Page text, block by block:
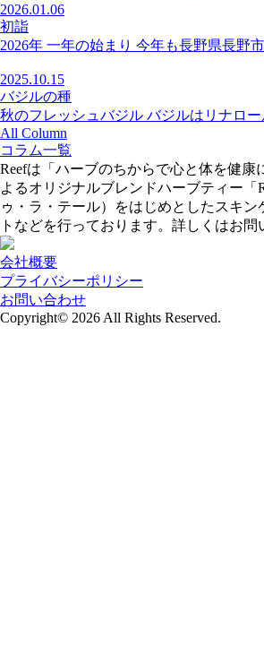
2026.01.06
初詣
2026年 一年の始まり 今年も長野県長野
2025.10.15
バジルの種
秋のフレッシュバジル バジルはリナロ
All Column
コラム一覧
Reefは「ハーブのちからで心と体を健
よるオリジナルブレンドハーブティー
ゥ・ラ・テール）をはじめとしたスキ
トなどを行っております。詳しくはお問
会社概要
プライバシーポリシー
お問い合わせ
Copyright© 2026 All Rights Reserved.